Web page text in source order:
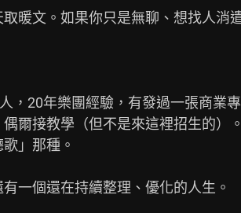
暖文。如果你只是無聊、想找人消
，20年樂團經驗，有發過一張商業
爾接教學（但不是來這裡招生的）
」那種。
一個還在持續整理、優化的人生。